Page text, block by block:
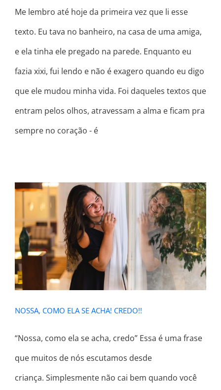
Me lembro até hoje da primeira vez que li esse
texto. Eu tava no banheiro, na casa de uma amiga,
e ela tinha ele pregado na parede. Enquanto eu
fazia xixi, fui lendo e não é exagero quando eu digo
que ele mudou minha vida. Foi daqueles textos que
entram pelos olhos, atravessam a alma e ficam pra
sempre no coração - é
NOSSA, COMO ELA SE ACHA!
CREDO!!
NOSSA, COMO ELA SE ACHA! CREDO!!
“Nossa, como ela se acha, credo” Essa é uma frase
que muitos de nós escutamos desde
criança. Simplesmente não cai bem quando você